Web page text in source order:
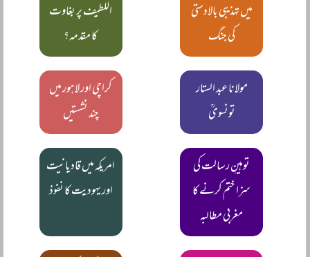
میں تہذیبی بالادستی
کی جنگ
اللطیف پر بغاوت
کا مقدمہ؟
مولانا عبد الستار
تونسویؒ
کراچی اور لاہور میں
چند نشستیں
توہینِ رسالت کی
سزا ختم کرنے کا
مغربی مطالبہ
امریکہ میں قادیانیت
اور یہودیت کا نفوذ